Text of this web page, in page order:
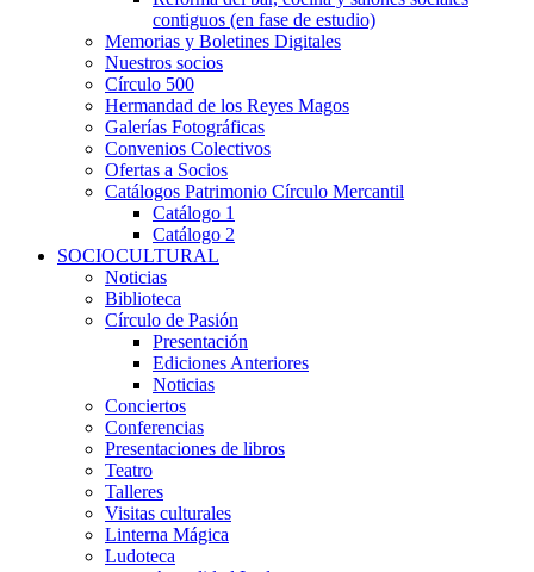
contiguos (en fase de estudio)
Memorias y Boletines Digitales
Nuestros socios
Círculo 500
Hermandad de los Reyes Magos
Galerías Fotográficas
Convenios Colectivos
Ofertas a Socios
Catálogos Patrimonio Círculo Mercantil
Catálogo 1
Catálogo 2
SOCIOCULTURAL
Noticias
Biblioteca
Círculo de Pasión
Presentación
Ediciones Anteriores
Noticias
Conciertos
Conferencias
Presentaciones de libros
Teatro
Talleres
Visitas culturales
Linterna Mágica
Ludoteca